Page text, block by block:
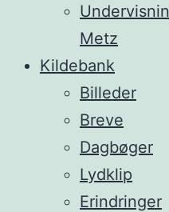
Metz
Kildebank
Billeder
Breve
Dagbøger
Lydklip
Erindringer